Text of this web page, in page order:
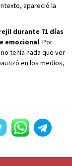
apareció la
durante 71 días
emocional. Por
tenía nada que ver
en los medios,